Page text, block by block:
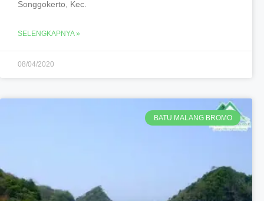
Songgokerto, Kec.
SELENGKAPNYA »
08/04/2020
BATU MALANG BROMO